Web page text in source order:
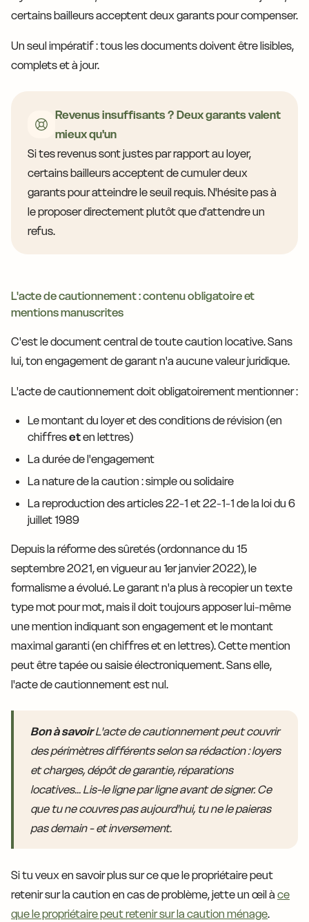
certains bailleurs acceptent deux garants pour compenser.
Un seul impératif : tous les documents doivent être lisibles,
complets et à jour.
Revenus insuffisants ? Deux garants valent
mieux qu'un
Si tes revenus sont justes par rapport au loyer,
certains bailleurs acceptent de cumuler deux
garants pour atteindre le seuil requis. N'hésite pas à
le proposer directement plutôt que d'attendre un
refus.
L'acte de cautionnement : contenu obligatoire et
mentions manuscrites
C'est le document central de toute caution locative. Sans
lui, ton engagement de garant n'a aucune valeur juridique.
L'acte de cautionnement doit obligatoirement mentionner :
Le montant du loyer et des conditions de révision (en
chiffreseten lettres)
La durée de l'engagement
La nature de la caution : simple ou solidaire
La reproduction des articles 22-1 et 22-1-1 de la loi du 6
juillet 1989
Depuis la réforme des sûretés (ordonnance du 15
septembre 2021, en vigueur au 1er janvier 2022), le
formalisme a évolué. Le garant n'a plus à recopier un texte
type mot pour mot, mais il doit toujours apposer lui-même
une mention indiquant son engagement et le montant
maximal garanti (en chiffres et en lettres). Cette mention
peut être tapée ou saisie électroniquement. Sans elle,
l'acte de cautionnement est nul.
Bon à savoirL'acte de cautionnement peut couvrir
des périmètres différents selon sa rédaction : loyers
et charges, dépôt de garantie, réparations
locatives... Lis-le ligne par ligne avant de signer. Ce
que tu ne couvres pas aujourd'hui, tu ne le paieras
pas demain - et inversement.
Si tu veux en savoir plus sur ce que le propriétaire peut
retenir sur la caution en cas de problème, jette un œil à ce
que le propriétaire peut retenir sur la caution ménage.